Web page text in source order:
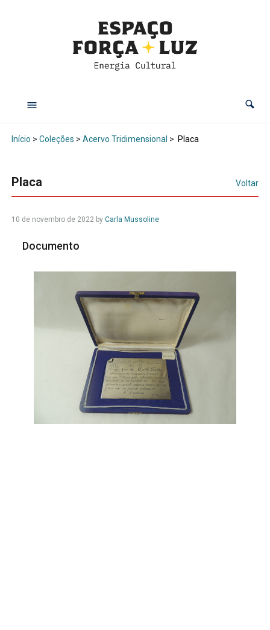
Início > Coleções > Acervo Tridimensional > Placa
Placa Voltar
10 de novembro de 2022by Carla Mussoline
Documento